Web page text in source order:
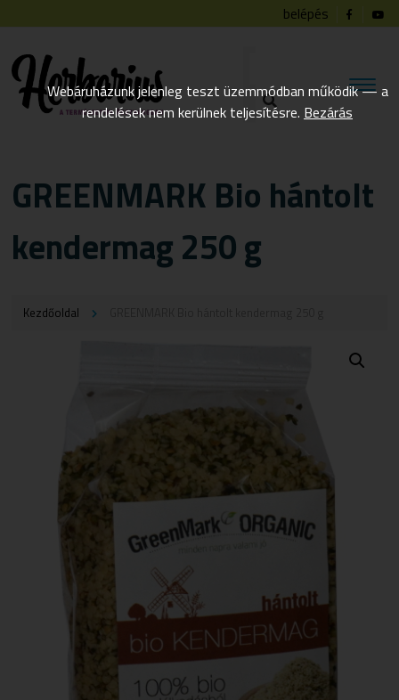
belépés
GREENMARK Bio hántolt
kendermag 250 g
Kezdőoldal
Webáruházunk jelenleg teszt üzemmódban működik — a
rendelések nem kerülnek teljesítésre. Bezárás